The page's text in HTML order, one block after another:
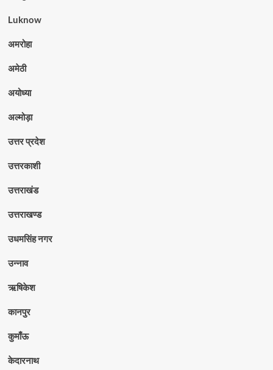
Luknow
अमरोहा
अमेठी
अयोध्या
अल्मोड़ा
उत्तर प्रदेश
उत्तरकाशी
उत्तराखंड
उत्तराखण्ड
उधमसिंह नगर
उन्नाव
ऋषिकेश
कानपुर
कुमाँऊ
केदारनाथ